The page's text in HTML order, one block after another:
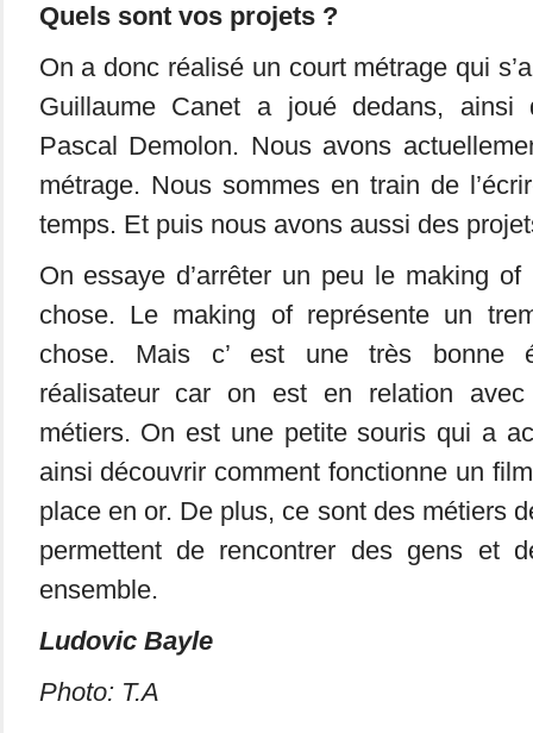
Quels sont vos projets ?
On a donc réalisé un court métrage qui
Guillaume Canet a joué dedans, ainsi
Pascal Demolon. Nous avons
métrage. Nous sommes en train de
temps. Et puis nous avons aussi des
On essaye d’arrêter un peu le making
chose. Le making of représente un
chose. Mais c’ est une très bonne
réalisateur car on est en relation
métiers. On est une petite souris qui a
ainsi découvrir comment fonctionne un
place en or. De plus, ce sont des métiers
permettent de rencontrer des gens et
ensemble.
Ludovic Bayle
Photo: T.A